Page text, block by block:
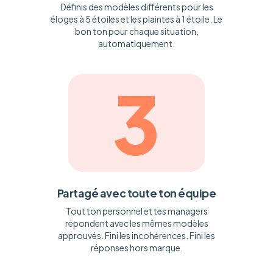
Définis des modèles différents pour les
éloges à 5 étoiles et les plaintes à 1 étoile. Le
bon ton pour chaque situation,
automatiquement.
3
Partagé avec toute ton équipe
Tout ton personnel et tes managers
répondent avec les mêmes modèles
approuvés. Fini les incohérences. Fini les
réponses hors marque.